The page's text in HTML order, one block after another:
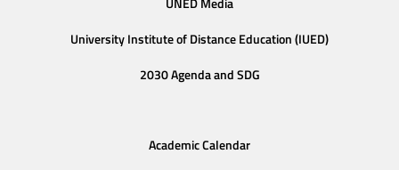
University Institute of Distance Education (IUED)
2030 Agenda and SDG
Academic Calendar